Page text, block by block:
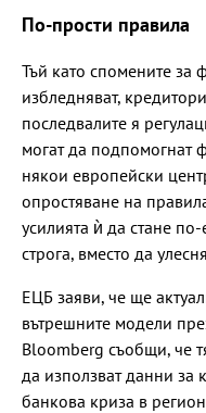
По-прости правила
Тъй като спомените за
избледняват,
последвалите я
могат да подпомогнат
някои европейски
опростяване на
усилията ѝ да стане
строга, вместо да
ЕЦБ заяви, че ще
вътрешните модели
Bloomberg съобщи, че
да използват данни за
банкова криза в